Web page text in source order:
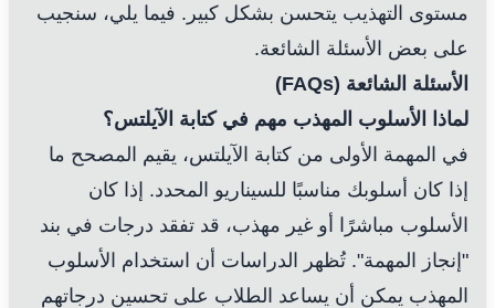
مستوى التهذيب يتحسن بشكل كبير. فيما يلي، سنجيب
على بعض الأسئلة الشائعة.
الأسئلة الشائعة (FAQs)
لماذا الأسلوب المهذب مهم في كتابة الآيلتس؟
في المهمة الأولى من كتابة الآيلتس، يقيم المصحح ما
إذا كان أسلوبك مناسبًا للسيناريو المحدد. إذا كان
الأسلوب مباشرًا أو غير مهذب، قد تفقد درجات في بند
"إنجاز المهمة". تُظهر الدراسات أن استخدام الأسلوب
المهذب يمكن أن يساعد الطلاب على تحسين درجاتهم